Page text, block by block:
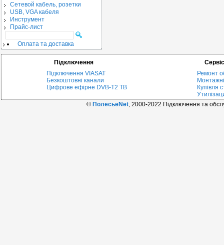
Сетевой кабель, розетки
USB, VGA кабеля
Инструмент
Прайс-лист
Оплата та доставка
Підключення
Підключення VIASAT
Безкоштовні канали
Цифрове ефірне DVB-T2 ТВ
Ремонт
Купівля
© ПолесьеNet, 2000-2022 Підключення та